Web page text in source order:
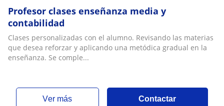
Profesor clases enseñanza media y
contabilidad
Clases personalizadas con el alumno. Revisando las materias
que desea reforzar y aplicando una metódica gradual en la
enseñanza. Se comple...
ver más Contactar